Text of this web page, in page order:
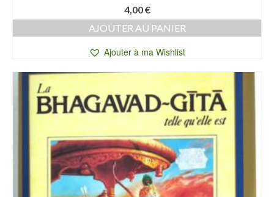
4,00€
AJOUTER AU PANIER
Ajouter à ma Wishlist